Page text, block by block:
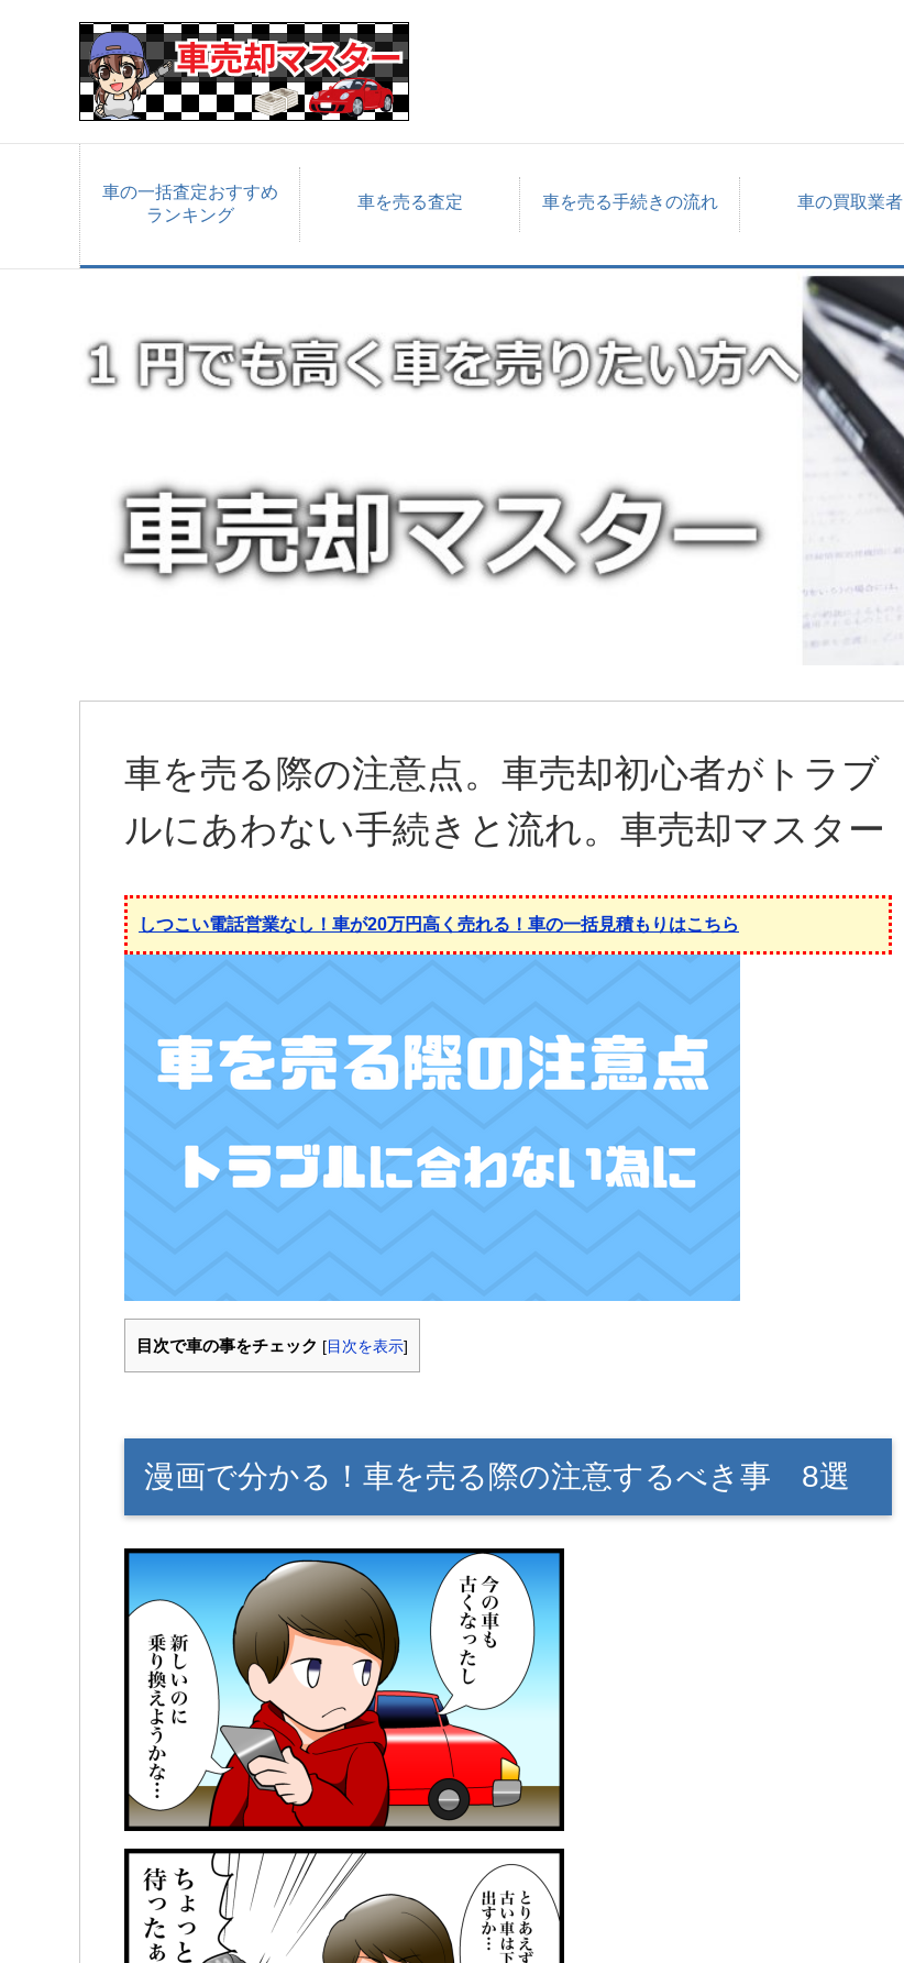
車の一括査定おすすめ
ランキング
車を売る査定 車を売る手続きの流れ 車の買取業者
車を売る際の注意点。車売却初心者がトラブ
ルにあわない手続きと流れ。車売却マスター
しつこい電話営業なし！車が20万円高く売れる！車の一括見積もりはこちら
目次で車の事をチェック [ 目次を表示]
漫画で分かる！車を売る際の注意するべき事 8選